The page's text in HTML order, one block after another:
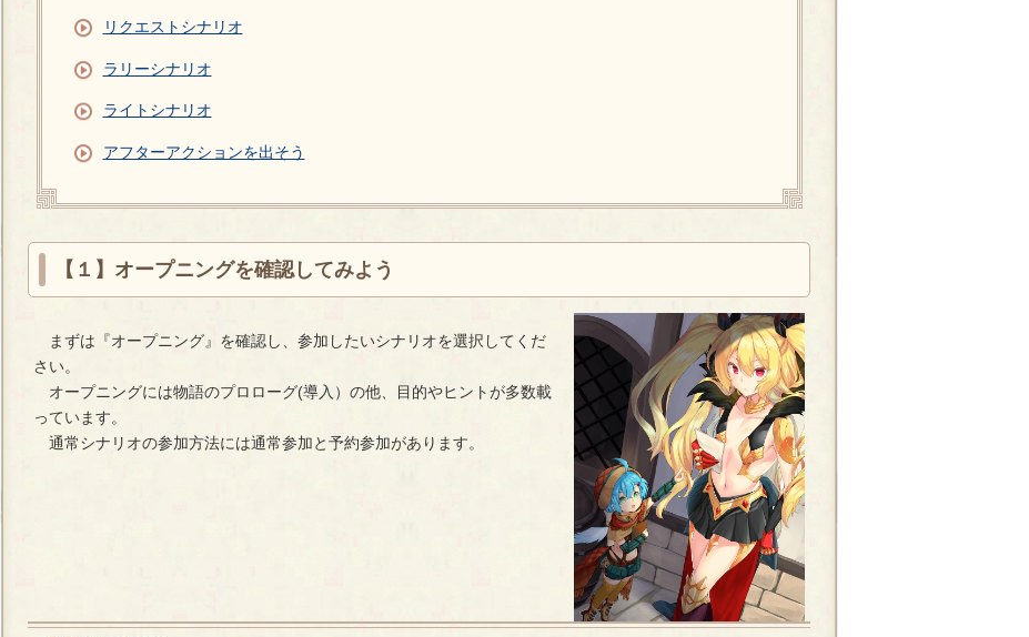
リクエストシナリオ
ラリーシナリオ
ライトシナリオ
アフターアクションを出そう
【１】オープニングを確認してみよう
まずは『オープニング』を確認し、参加したいシナリオを選択してくだ
さい。
オープニングには物語のプロローグ(導入）の他、目的やヒントが多数載
っています。
通常シナリオの参加方法には通常参加と予約参加があります。